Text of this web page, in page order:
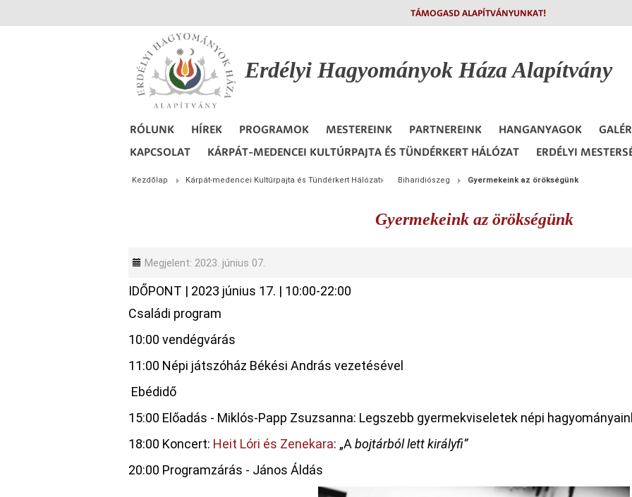
TÁMOGASD ALAPÍTVÁNYUNKAT!
Erdélyi Hagyományok Háza Alapítvány
RÓLUNK HÍREK PROGRAMOK MESTEREINK PARTNEREINK HANGANYAGOK
KAPCSOLAT
KÁRPÁT-MEDENCEI KULTÚRPAJTA ÉS TÜNDÉRKERT HÁLÓZAT ERDÉLYI
Kezdőlap Kárpát-medencei Kultúrpajta és Tündérkert Hálózat Biharidiószeg Gyermekeink az örökségünk
Gyermekeink az örökségünk
Megjelent: 2023. június 07.
IDŐPONT | 2023 június 17. | 10:00-22:00
Családi program
10:00 vendégvárás
11:00 Népi játszóház Békési András vezetésével
Ebédidő
15:00 Előadás - Miklós-Papp Zsuzsanna: Legszebb gyermekviseletek népi
18:00 Koncert: Heit Lóri és Zenekara: „A bojtárból lett királyfi”
20:00 Programzárás - János Áldás